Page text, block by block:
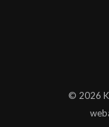
© 2026